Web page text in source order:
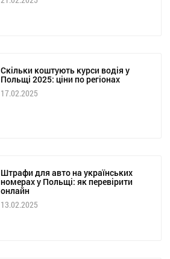
Скільки коштують курси водія у
Польщі 2025: ціни по регіонах
17.02.2025
Штрафи для авто на українських
номерах у Польщі: як перевірити
онлайн
13.02.2025